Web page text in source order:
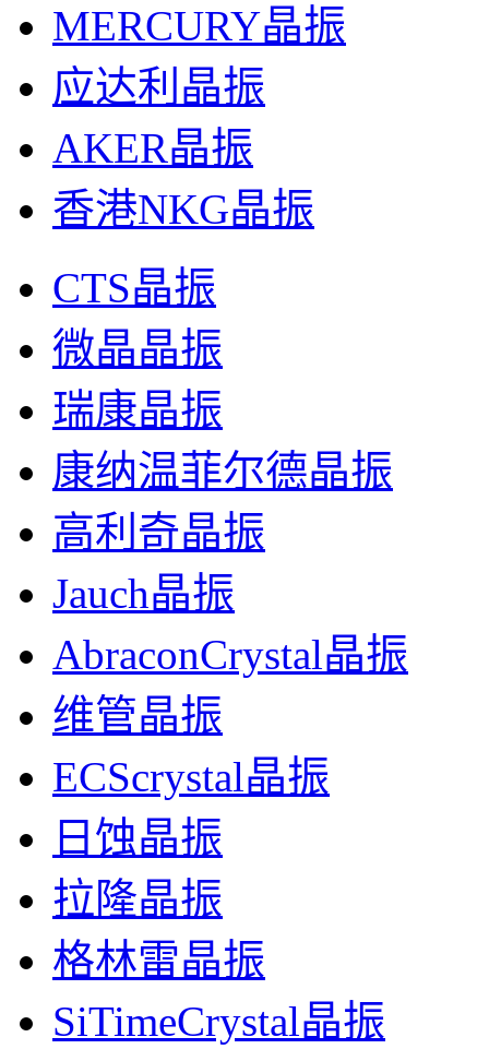
MERCURY晶振
应达利晶振
AKER晶振
香港NKG晶振
CTS晶振
微晶晶振
瑞康晶振
康纳温菲尔德晶振
高利奇晶振
Jauch晶振
AbraconCrystal晶振
维管晶振
ECScrystal晶振
日蚀晶振
拉隆晶振
格林雷晶振
SiTimeCrystal晶振